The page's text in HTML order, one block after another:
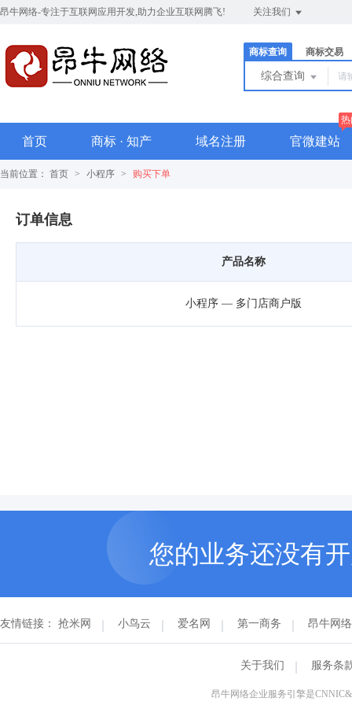
昂牛网络-专注于互联网应用开发,助力企业互联网腾飞! 关注我们
商标查询 商标交易
综合查询
首页 商标 · 知产 域名注册 官微建站
当前位置： 首页 > 小程序 > 购买下单
订单信息
产品名称
小程序 — 多门店商户版
您的业务还没有
友情链接： 抢米网 小鸟云 爱名网 第一商务 昂牛网络
关于我们 服务条
昂牛网络企业服务引擎是